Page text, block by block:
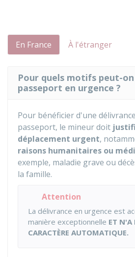
En France À l'étranger
Pour quels motifs peut-
passeport en urgence ?
Pour bénéficier d'une
passeport, le mineur doit
déplacement urgent,
raisons humanitaires ou
exemple, maladie grave ou
la famille.
Attention
La délivrance en urgence est
manière exceptionnelle ET N'A
CARACTÈRE AUTOMATIQUE.